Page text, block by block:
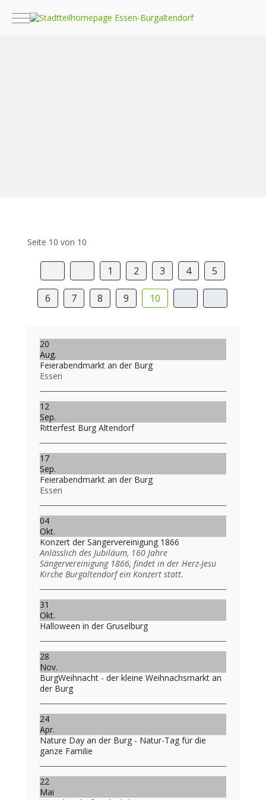
Mobile Menu Toggle
Seite 10 von 10
1 2 3 4 5
6 7 8 9 10
20
Aug.
Feierabendmarkt an der Burg
Essen
12
Sep.
Ritterfest Burg Altendorf
17
Sep.
Feierabendmarkt an der Burg
Essen
04
Okt.
Konzert der Sängervereinigung 1866
Anlässlich des Jubiläum, 160 Jahre
Sängervereinigung 1866, findet in der Herz-Jesu
Kirche Burgaltendorf ein Konzert statt.
31
Okt.
Halloween in der Gruselburg
28
Nov.
BurgWeihnacht - der kleine Weihnachsmarkt an
der Burg
24
Apr.
Nature Day an der Burg - Natur-Tag für die
ganze Familie
22
Mai